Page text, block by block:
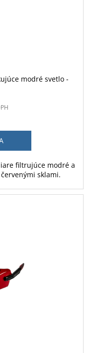
modré svetlo -
filtrujúce modré a
sklami.